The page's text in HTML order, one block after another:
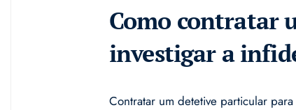
Como contratar
investigar a
Contratar um detetive particular